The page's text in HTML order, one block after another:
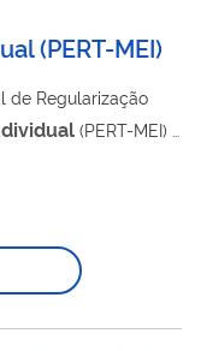
(PERT-MEI)
de Regularização
(PERT-MEI) e
pessoas físicas,
diferenciadas de
e prazos